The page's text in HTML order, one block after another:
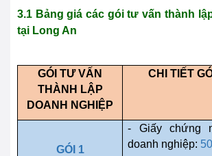
3.1 Bảng giá các gói tư vấn thành
tại Long An
GÓI TƯ VẤN
THÀNH LẬP
DOANH NGHIỆP
CHI TIẾT
GÓI 1
- Giấy chứng
doanh nghiệp: